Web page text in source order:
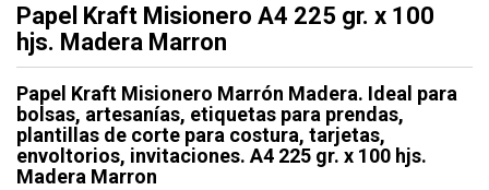
Papel Kraft Misionero A4 225 gr. x 100
hjs. Madera Marron
Papel Kraft Misionero Marrón Madera. Ideal para
bolsas, artesanías, etiquetas para prendas,
plantillas de corte para costura, tarjetas,
envoltorios, invitaciones. A4 225 gr. x 100 hjs.
Madera Marron